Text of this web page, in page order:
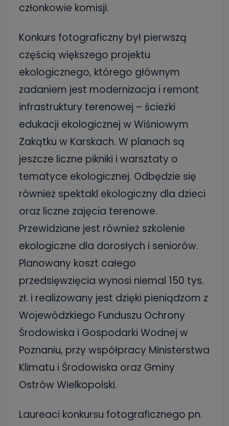
członkowie komisji.
Konkurs fotograficzny był pierwszą
częścią większego projektu
ekologicznego, którego głównym
zadaniem jest modernizacja i remont
infrastruktury terenowej – ścieżki
edukacji ekologicznej w Wiśniowym
Zakątku w Karskach. W planach są
jeszcze liczne pikniki i warsztaty o
tematyce ekologicznej. Odbędzie się
również spektakl ekologiczny dla dzieci
oraz liczne zajęcia terenowe.
Przewidziane jest również szkolenie
ekologiczne dla dorosłych i seniorów.
Planowany koszt całego
przedsięwzięcia wynosi niemal 150 tys.
zł. i realizowany jest dzięki pieniądzom z
Wojewódzkiego Funduszu Ochrony
Środowiska i Gospodarki Wodnej w
Poznaniu, przy współpracy Ministerstwa
Klimatu i Środowiska oraz Gminy
Ostrów Wielkopolski.
Laureaci konkursu fotograficznego pn.